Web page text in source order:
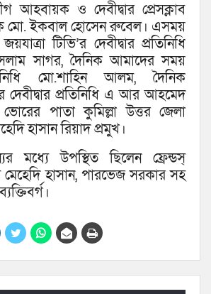
আহবায়ক ও দেবীদ্বার প্রেসক্লাব
মো. ইকবাল হোসেন রুবেল। এসময়
টিভি’র দেবীদ্বার প্রতিনিধি
সাগর, দৈনিক আমাদের সময়
মো.শাহিন আলম, দৈনিক
প্রতিনিধি এ আর আহমেদ
ভোরের পাতা কুমিল্লা উত্তর জেলা
হাসান রিয়াদ প্রমুখ।
মধ্যে উপস্থিত ছিলেন ফ্রেন্ডস্
হাসান, পারভেজ সরকার সহ